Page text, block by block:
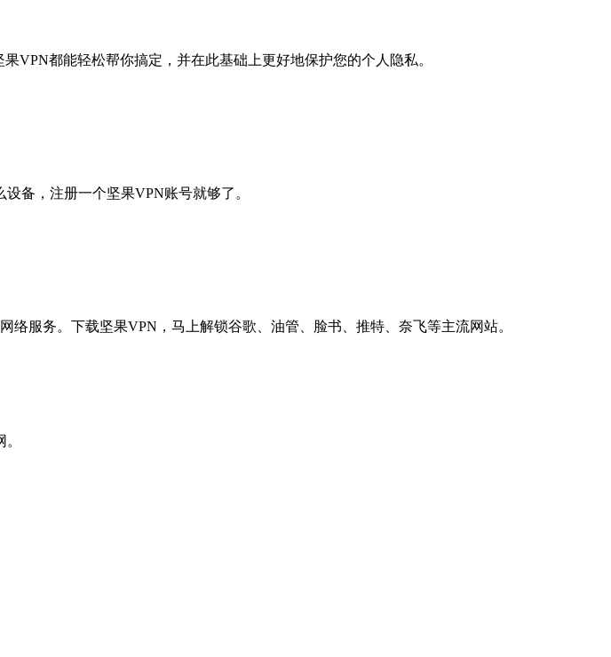
VPN都能轻松帮你搞定，并在此基础上更好地保护您的个人隐私。
备，注册一个坚果VPN账号就够了。
服务。下载坚果VPN，马上解锁谷歌、油管、脸书、推特、奈飞等主流网站。